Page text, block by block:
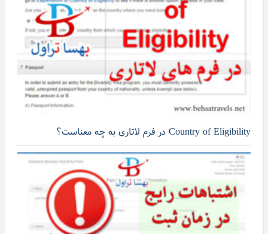
Country of Eligibility در فرم لاتاری به چه معناست؟